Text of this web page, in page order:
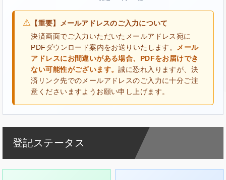
⚠ 【重要】メールアドレスのご入力について
決済画面でご入力いただいたメールアドレス宛に
PDFダウンロード案内をお送りいたします。
メール
アドレスにお間違いがある場合、PDFをお届けでき
ない可能性がございます。誠に恐れ入りますが、決
済リンク先でのメールアドレスのご入力に十分ご注
意くださいますようお願い申し上げます。
登記ステータス